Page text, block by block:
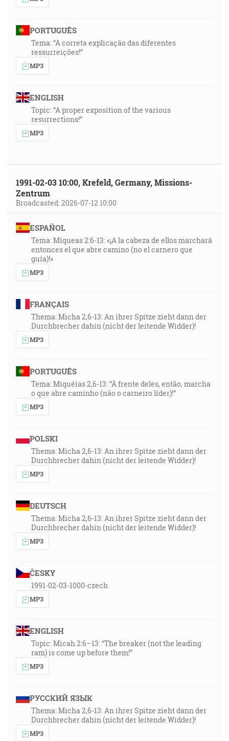
PORTUGUÊS
Tema: “A correta explicação das diferentes
ressurreições!”
MP3
ENGLISH
Topic: “A proper exposition of the various
resurrections!”
MP3
1991-02-03 10:00, Krefeld, Germany, Missions-
Zentrum
Broadcasted: 2026-07-12 10:00
ESPAÑOL
Tema: Miqueas 2:6-13: «¡A la cabeza de ellos marchará
entonces el que abre camino (no el carnero que
guía)!»
MP3
FRANÇAIS
Thema: Micha 2,6-13: An ihrer Spitze zieht dann der
Durchbrecher dahin (nicht der leitende Widder)!
MP3
PORTUGUÊS
Tema: Miquéias 2,6-13: “À frente deles, então, marcha
o que abre caminho (não o carneiro líder)!”
MP3
POLSKI
Thema: Micha 2,6-13: An ihrer Spitze zieht dann der
Durchbrecher dahin (nicht der leitende Widder)!
MP3
DEUTSCH
Thema: Micha 2,6-13: An ihrer Spitze zieht dann der
Durchbrecher dahin (nicht der leitende Widder)!
MP3
ČESKY
1991-02-03-1000-czech
MP3
ENGLISH
Topic: Micah 2:6–13: “The breaker (not the leading
ram) is come up before them!”
MP3
РУССКИЙ ЯЗЫК
Thema: Micha 2,6-13: An ihrer Spitze zieht dann der
Durchbrecher dahin (nicht der leitende Widder)!
MP3